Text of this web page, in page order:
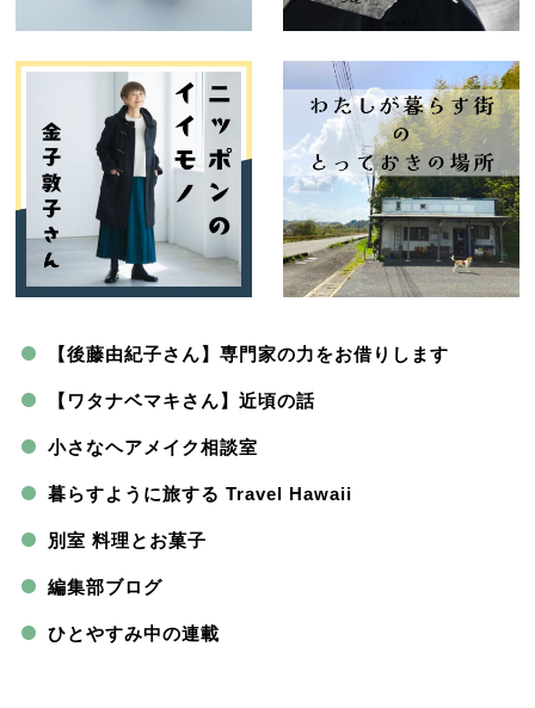
【後藤由紀子さん】専門家の力をお借りします
【ワタナベマキさん】近頃の話
小さなヘアメイク相談室
暮らすように旅する Travel Hawaii
別室 料理とお菓子
編集部ブログ
ひとやすみ中の連載